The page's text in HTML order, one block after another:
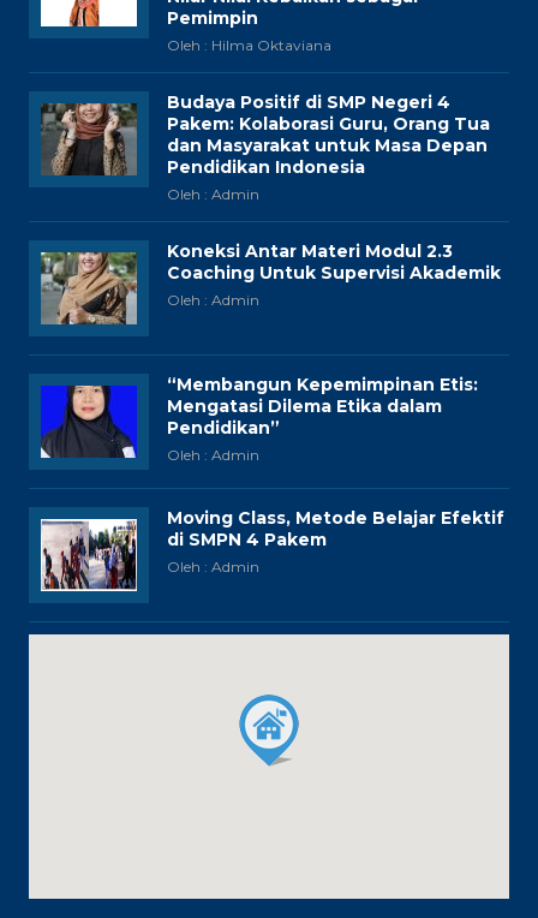
Pemimpin
Oleh : Hilma Oktaviana
Budaya Positif di SMP Negeri 4
Pakem: Kolaborasi Guru, Orang Tua
dan Masyarakat untuk Masa Depan
Pendidikan Indonesia
Oleh : Admin
Koneksi Antar Materi Modul 2.3
Coaching Untuk Supervisi Akademik
Oleh : Admin
“Membangun Kepemimpinan Etis:
Mengatasi Dilema Etika dalam
Pendidikan”
Oleh : Admin
Moving Class, Metode Belajar Efektif
di SMPN 4 Pakem
Oleh : Admin